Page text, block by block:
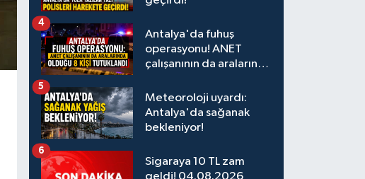
Antalya'da fuhuş
operasyonu! ANET
çalışanının da aralarında
4
Meteoroloji uyardı:
Antalya'da sağanak
bekleniyor!
5
Sigaraya 10 TL zam
6